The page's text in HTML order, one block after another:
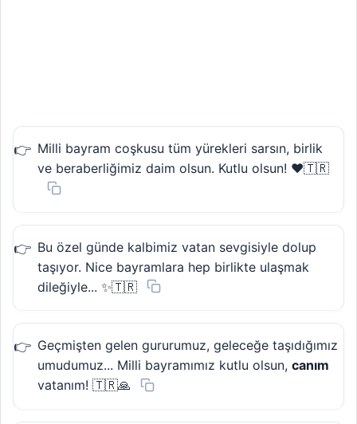
Milli bayram coşkusu tüm yürekleri sarsın, birlik
ve beraberliğimiz daim olsun. Kutlu olsun! ❤️🇹🇷
Bu özel günde kalbimiz vatan sevgisiyle dolup
taşıyor. Nice bayramlara hep birlikte ulaşmak
dileğiyle... ✨🇹🇷
Geçmişten gelen gururumuz, geleceğe taşıdığımız
umudumuz... Milli bayramımız kutlu olsun, canım
vatanım! 🇹🇷🙏